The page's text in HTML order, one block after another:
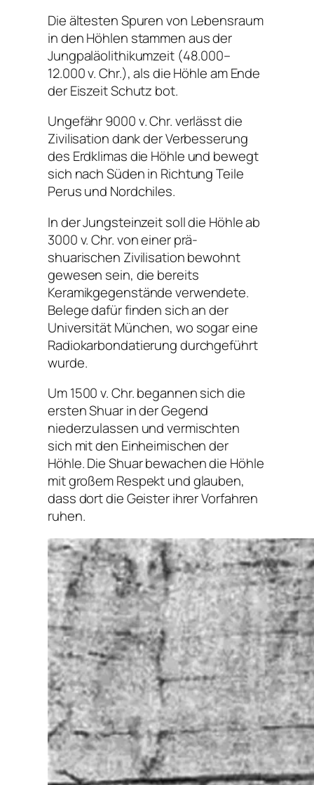
Die ältesten Spuren von Lebensraum
in den Höhlen stammen aus der
Jungpaläolithikumzeit (48.000–
12.000 v. Chr.), als die Höhle am Ende
der Eiszeit Schutz bot.
Ungefähr 9000 v. Chr. verlässt die
Zivilisation dank der Verbesserung
des Erdklimas die Höhle und bewegt
sich nach Süden in Richtung Teile
Perus und Nordchiles.
In der Jungsteinzeit soll die Höhle ab
3000 v. Chr. von einer prä-
shuarischen Zivilisation bewohnt
gewesen sein, die bereits
Keramikgegenstände verwendete.
Belege dafür finden sich an der
Universität München, wo sogar eine
Radiokarbondatierung durchgeführt
wurde.
Um 1500 v. Chr. begannen sich die
ersten Shuar in der Gegend
niederzulassen und vermischten
sich mit den Einheimischen der
Höhle. Die Shuar bewachen die Höhle
mit großem Respekt und glauben,
dass dort die Geister ihrer Vorfahren
ruhen.